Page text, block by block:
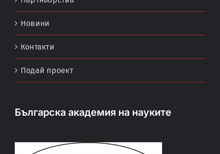
Новини
Контакти
Подай проект
Българска академия на науките